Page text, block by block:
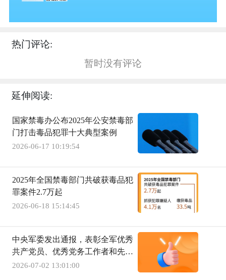
热门评论:
暂时没有评论
延伸阅读:
国家禁毒办公布2025年公安禁毒部
门打击毒品犯罪十大典型案例
2026-06-17 10:19:54
2025年全国禁毒部门共破获毒品犯
罪案件2.7万起
2026-06-18 15:14:45
中央军委发出通报，表彰全军优秀
共产党员、优秀党务工作者和先进
基层党组织
2026-07-02 13:01:00